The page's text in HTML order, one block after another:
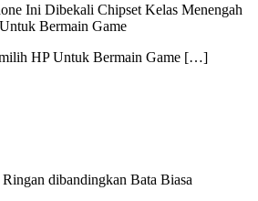
Ini Dibekali Chipset Kelas Menengah
Bermain Game
HP Untuk Bermain Game […]
dibandingkan Bata Biasa